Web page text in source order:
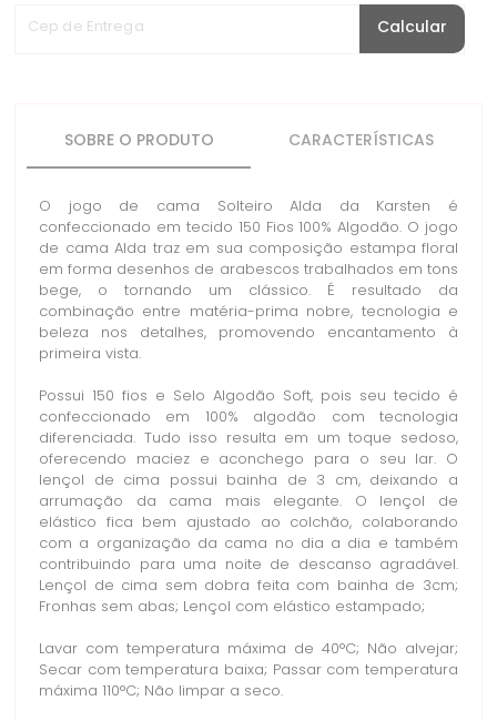
Cep de Entrega Calcular
SOBRE O PRODUTO CARACTERÍSTICAS
O jogo de cama Solteiro Alda da Karsten é
confeccionado em tecido 150 Fios 100% Algodão. O jogo
de cama Alda traz em sua composição estampa floral
em forma desenhos de arabescos trabalhados em tons
bege, o tornando um clássico. É resultado da
combinação entre matéria-prima nobre, tecnologia e
beleza nos detalhes, promovendo encantamento à
primeira vista.
Possui 150 fios e Selo Algodão Soft, pois seu tecido é
confeccionado em 100% algodão com tecnologia
diferenciada. Tudo isso resulta em um toque sedoso,
oferecendo maciez e aconchego para o seu lar. O
lençol de cima possui bainha de 3 cm, deixando a
arrumação da cama mais elegante. O lençol de
elástico fica bem ajustado ao colchão, colaborando
com a organização da cama no dia a dia e também
contribuindo para uma noite de descanso agradável.
Lençol de cima sem dobra feita com bainha de 3cm;
Fronhas sem abas; Lençol com elástico estampado;
Lavar com temperatura máxima de 40°C; Não alvejar;
Secar com temperatura baixa; Passar com temperatura
máxima 110°C; Não limpar a seco.